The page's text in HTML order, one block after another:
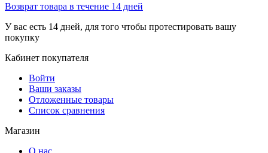
Возврат товара в течение 14 дней
У вас есть 14 дней, для того чтобы протестировать вашу
покупку
Кабинет покупателя
Войти
Ваши заказы
Отложенные товары
Список сравнения
Магазин
О нас